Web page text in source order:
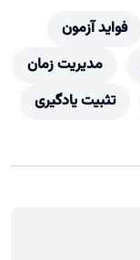
فواید آزمون
مدیریت زمان
تثبیت یادگیری